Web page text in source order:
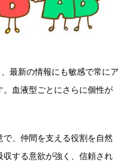
最新の情報にも敏感で常にア
。血液型ごとにさらに個性が
、仲間を支える役割を自然
する意欲が強く、信頼され